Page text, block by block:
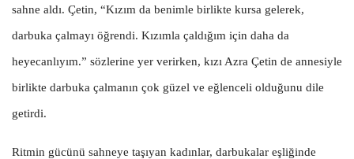
sahne aldı. Çetin, “Kızım da benimle birlikte kursa gelerek,
darbuka çalmayı öğrendi. Kızımla çaldığım için daha da
heyecanlıyım.” sözlerine yer verirken, kızı Azra Çetin de annesiyle
birlikte darbuka çalmanın çok güzel ve eğlenceli olduğunu dile
getirdi.
Ritmin gücünü sahneye taşıyan kadınlar, darbukalar eşliğinde